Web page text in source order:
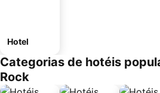
Hotel
Categorias de hotéis
Rock